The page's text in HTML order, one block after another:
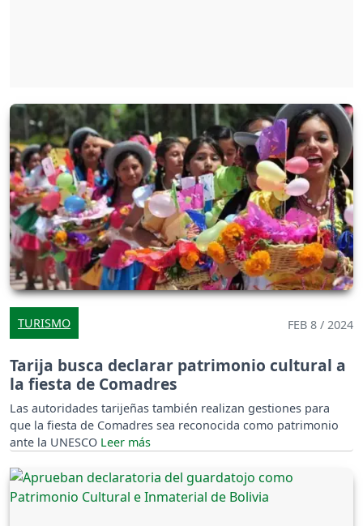
TURISMO FEB 8 / 2024
Tarija busca declarar patrimonio cultural a
la fiesta de Comadres
Las autoridades tarijeñas también realizan gestiones para
que la fiesta de Comadres sea reconocida como patrimonio
ante la UNESCO